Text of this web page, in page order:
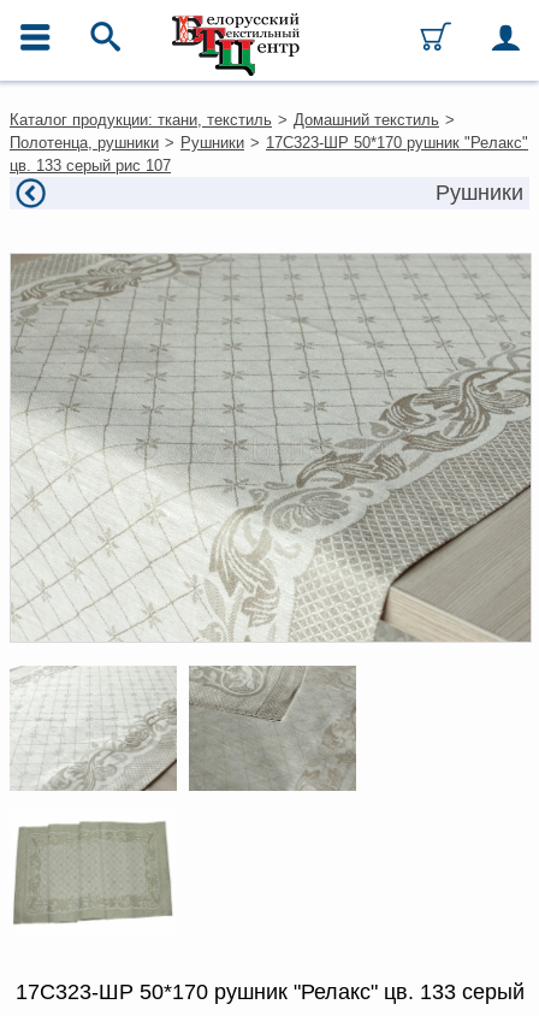
Каталог
Ткани
Домашний текстиль
Одежда
Текстиль для ресторанов и
гостиниц
Текстильная галантерея и
фурнитура
Условия работы
Оплата и доставка
Как оформить заказ
Вакансии
Как нас найти
Написать нам
Доверенность на
получение груза
Документы по работе с
персональными данными
Письмо руководителю
Вопросы и ответы
Новости | Статьи
Каталог продукции: ткани, текстиль > Домашний текстиль >
Полотенца, рушники > Рушники > 17С323-ШР 50*170 рушник "Релакс"
цв. 133 серый рис 107
Рушники
17С323-ШР 50*170 рушник "Релакс" цв. 133 серый